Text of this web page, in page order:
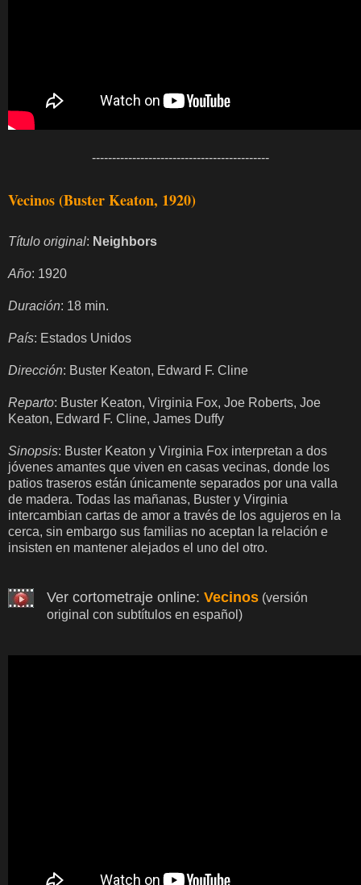
--------------------------------------------
Vecinos (Buster Keaton, 1920)
Título original: Neighbors
Año: 1920
Duración: 18 min.
País: Estados Unidos
Dirección: Buster Keaton, Edward F. Cline
Reparto: Buster Keaton, Virginia Fox, Joe Roberts, Joe
Keaton, Edward F. Cline, James Duffy
Sinopsis: Buster Keaton y Virginia Fox interpretan a dos
jóvenes amantes que viven en casas vecinas, donde los
patios traseros están únicamente separados por una valla
de madera. Todas las mañanas, Buster y Virginia
intercambian cartas de amor a través de los agujeros en la
cerca, sin embargo sus familias no aceptan la relación e
insisten en mantener alejados el uno del otro.
Ver cortometraje online: Vecinos(versión
original con subtítulos en español)